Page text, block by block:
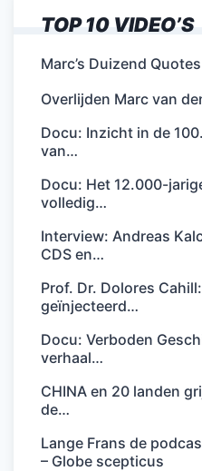
TOP 10 VIDEO’S
Marc’s Duizend
Overlijden Marc van
Docu: Inzicht in de
van…
Docu: Het 12.000-
volledig…
Interview: Andreas
CDS en…
Prof. Dr. Dolores
geïnjecteerd…
Docu: Verboden
verhaal…
CHINA en 20 landen
de…
Lange Frans de
– Globe scepticus